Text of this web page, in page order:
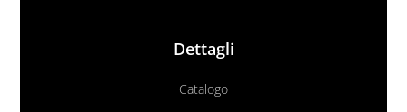
Dettagli
Catalogo